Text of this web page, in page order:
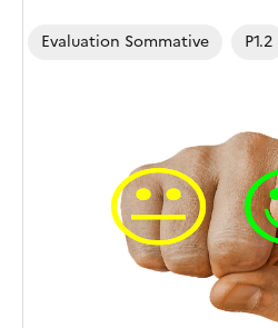
Evaluation Sommative P1.2